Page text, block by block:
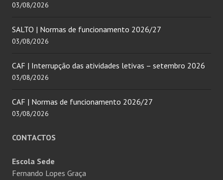
03/08/2026
SALTO | Normas de funcionamento 2026/27
03/08/2026
CAF | Interrupção das atividades letivas – setembro 2026
03/08/2026
CAF | Normas de funcionamento 2026/27
03/08/2026
CONTACTOS
Escola Sede
Fernando Lopes Graça